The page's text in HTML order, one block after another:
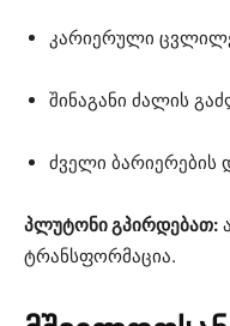
კარიერული
შინაგანი ძალის
ძველი ბარიერების
პლუტონი გპირდებათ:
ტრანსფორმაცია.